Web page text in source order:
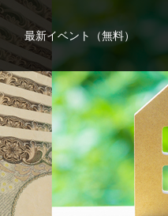
最新イベント（無料）